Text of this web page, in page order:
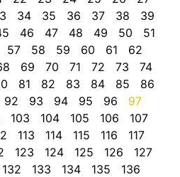
34 35 36 37 38
39
46 47 48 49 50
51
57 58 59 60 61
62
69 70 71 72 73
74
81 82 83 84 85
86
92 93 94 95 96
97
103 104 105 106
107
113 114 115 116
117
123 124 125 126
127
132 133 134 135
136